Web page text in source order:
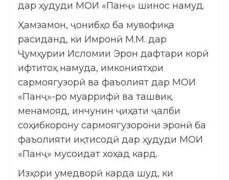
дар ҳудуди МОИ «Панҷ» шинос намуд.
Ҳамзамон, ҷонибҳо ба мувофиқа
расиданд, ки Имронӣ М.М. дар
Ҷумҳурии Исломии Эрон дафтари корӣ
ифтитоҳ намуда, имкониятҳои
сармоягузорӣ ва фаъолият дар МОИ
«Панҷ»-ро муаррифӣ ва ташвиқ
менамояд, инчунин ҷиҳати ҷалби
соҳибкорону сармоягузорони эронӣ ба
фаъолияти иқтисодӣ дар ҳудуди МОИ
«Панҷ» мусоидат хоҳад кард.
Изҳори умедворӣ карда шуд, ки